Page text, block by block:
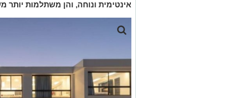
אינטימית ונוחה, והן משתלמות יותר